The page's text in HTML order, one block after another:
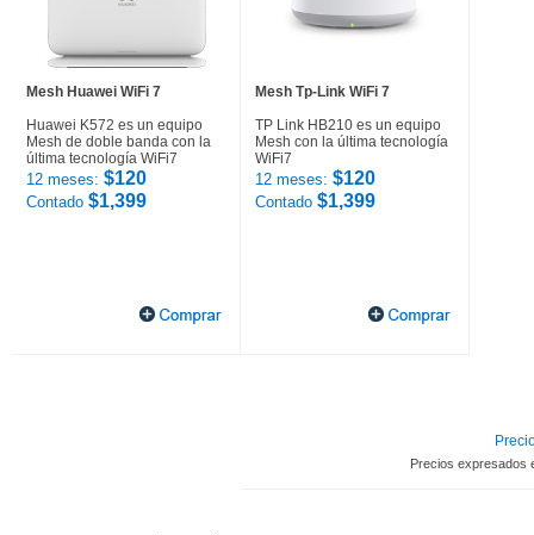
Mesh Huawei WiFi 7
Huawei K572 es un equipo
Mesh de doble banda con la
última tecnología WiFi7
12 meses: $120
Contado $1,399
Mesh Tp-Link WiFi 7
TP Link HB210 es un equipo
Mesh con la última tecnología
WiFi7
12 meses: $120
Contado $1,399
Precios expresados